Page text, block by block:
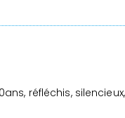
réfléchis,